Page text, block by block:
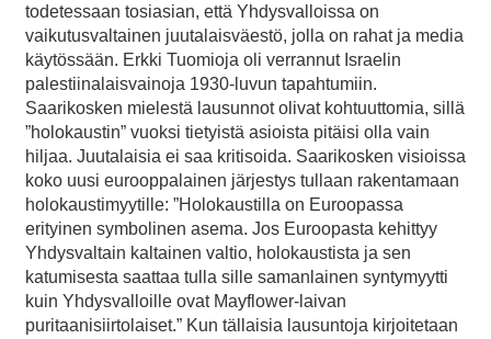
todetessaan tosiasian, että Yhdysvalloissa on
vaikutusvaltainen juutalaisväestö, jolla on rahat ja media
käytössään. Erkki Tuomioja oli verrannut Israelin
palestiinalaisvainoja 1930-luvun tapahtumiin.
Saarikosken mielestä lausunnot olivat kohtuuttomia, sillä
”holokaustin” vuoksi tietyistä asioista pitäisi olla vain
hiljaa. Juutalaisia ei saa kritisoida. Saarikosken visioissa
koko uusi eurooppalainen järjestys tullaan rakentamaan
holokaustimyytille: ”Holokaustilla on Euroopassa
erityinen symbolinen asema. Jos Euroopasta kehittyy
Yhdysvaltain kaltainen valtio, holokaustista ja sen
katumisesta saattaa tulla sille samanlainen syntymyytti
kuin Yhdysvalloille ovat Mayflower-laivan
puritaanisiirtolaiset.” Kun tällaisia lausuntoja kirjoitetaan